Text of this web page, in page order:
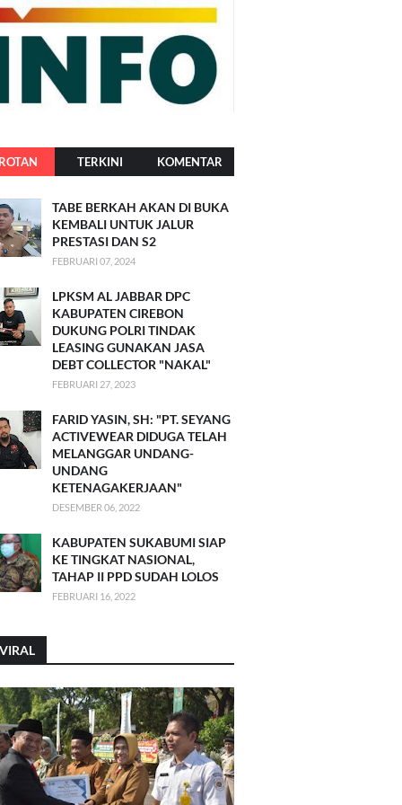
TERKINI KOMENTAR
TABE BERKAH AKAN DI BUKA
KEMBALI UNTUK JALUR
PRESTASI DAN S2
FEBRUARI 07, 2024
LPKSM AL JABBAR DPC
KABUPATEN CIREBON
DUKUNG POLRI TINDAK
LEASING GUNAKAN JASA
DEBT COLLECTOR "NAKAL"
FEBRUARI 27, 2023
FARID YASIN, SH: "PT. SEYANG
ACTIVEWEAR DIDUGA TELAH
MELANGGAR UNDANG-
UNDANG
KETENAGAKERJAAN"
DESEMBER 06, 2022
KABUPATEN SUKABUMI SIAP
KE TINGKAT NASIONAL,
TAHAP II PPD SUDAH LOLOS
FEBRUARI 16, 2022